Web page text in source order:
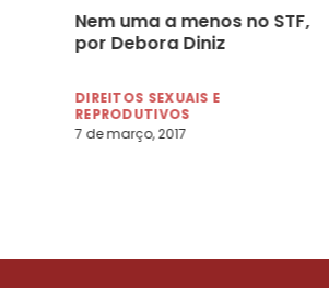
Nem uma a menos no STF,
por Debora Diniz
DIREITOS SEXUAIS E
REPRODUTIVOS
7 de março, 2017